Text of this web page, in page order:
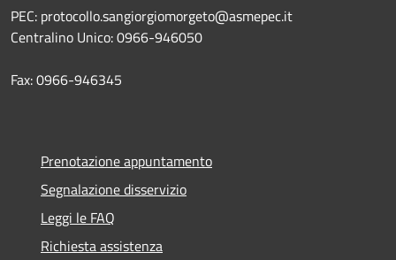
PEC: protocollo.sangiorgiomorgeto@asmepec.it
Centralino Unico: 0966-946050
Fax: 0966-946345
Prenotazione appuntamento
Segnalazione disservizio
Leggi le FAQ
Richiesta assistenza